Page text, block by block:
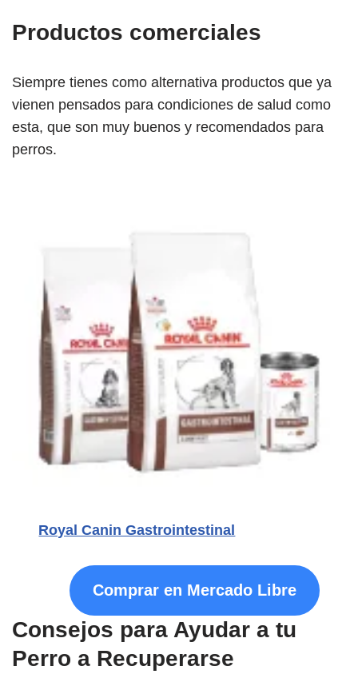
Productos comerciales
Siempre tienes como alternativa productos que ya
vienen pensados para condiciones de salud como
esta, que son muy buenos y recomendados para
perros.
Royal Canin Gastrointestinal
Comprar en Mercado Libre
Consejos para Ayudar a tu
Perro a Recuperarse